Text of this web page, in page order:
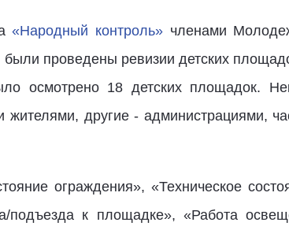
«Народный контроль»членами
проведены ревизии детских
осмотрено 18 детских площадок.
другие - администрациями,
ограждения», «Техническое
подъезда к площадке», «Работа